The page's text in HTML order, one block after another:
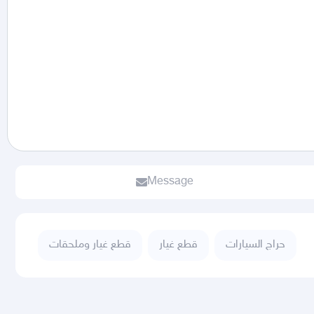
Message
قطع غيار وملحقات قطع غيار حراج السيارات